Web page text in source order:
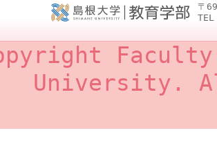
〒
University.